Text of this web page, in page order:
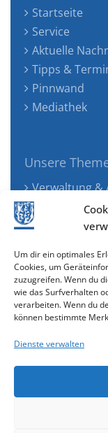
Um dir ein optimales
Cookies, um
zuzugreifen. Wenn du
wie das Surfverhalten
verarbeiten. Wenn du
können bestimmte
Dienste verwalten
Startseite
Service
Aktuelle
Tipps &
Pinnwand
Mediathek
Unsere
Verwaltung &
Jugend,
Tourismus,
Wirtschaft &
Senioren &